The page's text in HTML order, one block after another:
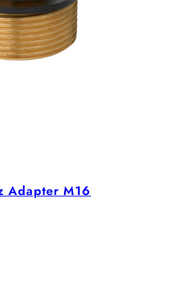
Adapter M16